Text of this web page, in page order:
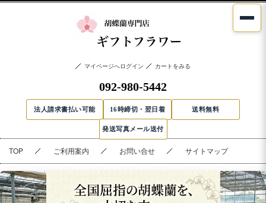
マイページへログイン カートをみる
092-980-5442
法人請求書払い可能 16時締切・翌日着 送料無料
発送写真メール送付
TOP ご利用案内 お問い合せ サイトマップ